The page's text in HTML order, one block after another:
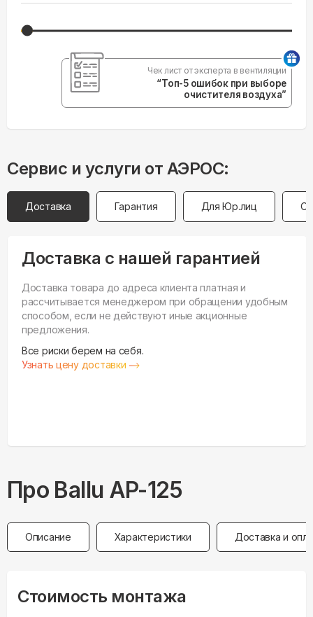
Чек лист от эксперта в вентиляции
“Топ-5 ошибок при выборе
очистителя воздуха”
Сервис и услуги от АЭРОС:
Доставка Гарантия Для Юр.лиц
Доставка с нашей гарантией
Доставка товара до адреса клиента платная и
рассчитывается менеджером при обращении удобным
способом, если не действуют иные акционные
предложения.
Все риски берем на себя.
Узнать цену доставки
Про Ballu AP-125
Описание Характеристики Доставка и
Стоимость монтажа